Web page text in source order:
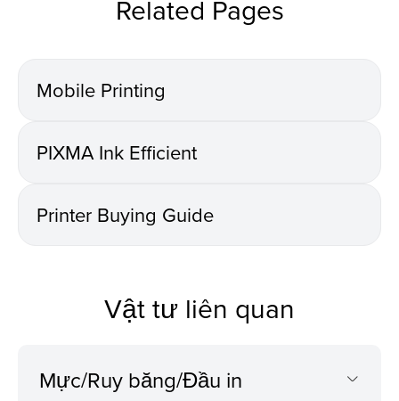
Related Pages
Mobile Printing
PIXMA Ink Efficient
Printer Buying Guide
Vật tư liên quan
Mực/Ruy băng/Đầu in